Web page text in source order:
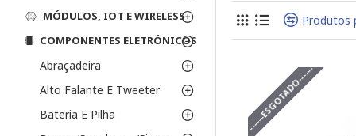
MÓDULOS, IOT E WIRELESS
COMPONENTES ELETRÔNICOS
Abraçadeira
Alto Falante E Tweeter
Bateria E Pilha
Tipos de
SMD (Surface
dimensão os
PTH (Through-
fáceis de soldar
Produtos
------ESGOTADO------